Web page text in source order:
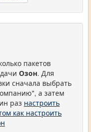
пакетов
Озон. Для
сначала выбрать
а затем
раз настроить
как настроить